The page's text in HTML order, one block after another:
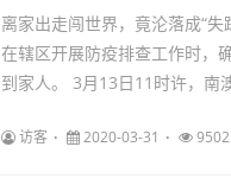
离家出走闯世界，竟沦落成“
在辖区开展防疫排查工作时，
到家人。 3月13日11时许，南
访客 2020-03-31